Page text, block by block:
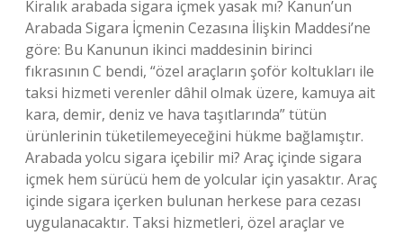
Kiralık arabada sigara içmek yasak mı? Kanun’un
Arabada Sigara İçmenin Cezasına İlişkin Maddesi’ne
göre: Bu Kanunun ikinci maddesinin birinci
fıkrasının C bendi, “özel araçların şoför koltukları ile
taksi hizmeti verenler dâhil olmak üzere, kamuya ait
kara, demir, deniz ve hava taşıtlarında” tütün
ürünlerinin tüketilemeyeceğini hükme bağlamıştır.
Arabada yolcu sigara içebilir mi? Araç içinde sigara
içmek hem sürücü hem de yolcular için yasaktır. Araç
içinde sigara içerken bulunan herkese para cezası
uygulanacaktır. Taksi hizmetleri, özel araçlar ve